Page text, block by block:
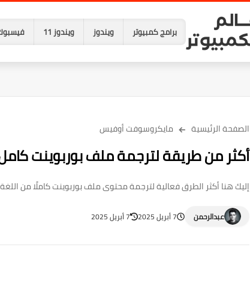
برامج كمبيوتر ويندوز ويندوز 11
الصفحة الرئيسية مايكروسوفت أوفيس
أكثر من طريقة لترجمة ملف بوربوينت كامل
إليك هنا أكثر الطرق فعالية لترجمة محتوى ملف بوربوينت كاملًا من
عبدالرحمن 7 أبريل 2025 7 أبريل 2025